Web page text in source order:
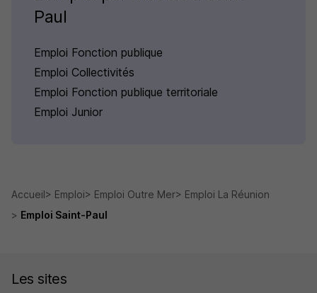
Paul
Emploi Fonction publique
Emploi Collectivités
Emploi Fonction publique territoriale
Emploi Junior
Accueil Emploi Emploi Outre Mer
Emploi La Réunion
Emploi Saint-Paul
Les sites